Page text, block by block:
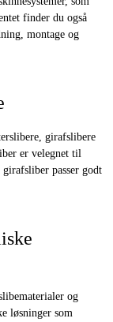
finder du også
montage og
girafslibere
er velegnet til
passer godt
og
løsninger som